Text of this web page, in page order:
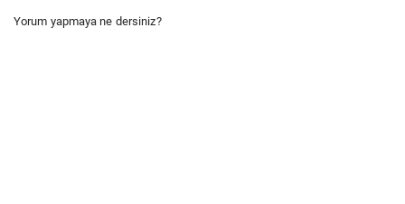
Yorum yapmaya ne dersiniz?